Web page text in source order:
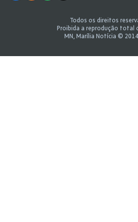
Todos os direitos
Proibida a reprodução total
MN, Marília Notícia ©